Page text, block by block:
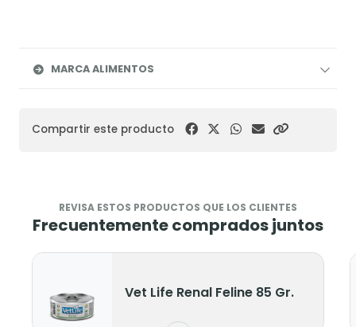
MARCA ALIMENTOS
Compartir este producto
REVISA ESTOS PRODUCTOS QUE LOS CLIENTES
Frecuentemente comprados juntos
Vet Life Renal Feline 85 Gr.